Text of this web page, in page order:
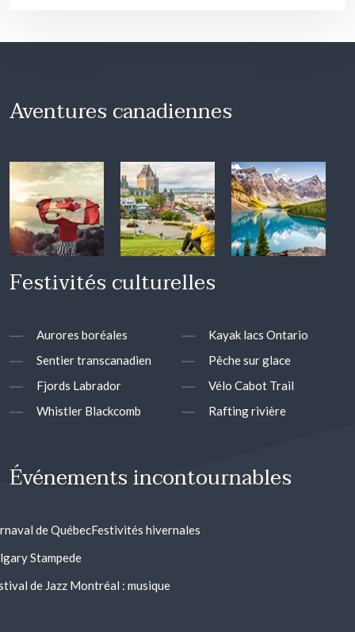
Aventures canadiennes
Festivités culturelles
Aurores boréales
Sentier transcanadien
Fjords Labrador
Whistler Blackcomb
Kayak lacs Ontario
Pêche sur glace
Vélo Cabot Trail
Rafting rivière
Événements incontournables
de QuébecFestivités hivernales
Stampede
de Jazz Montréal : musique